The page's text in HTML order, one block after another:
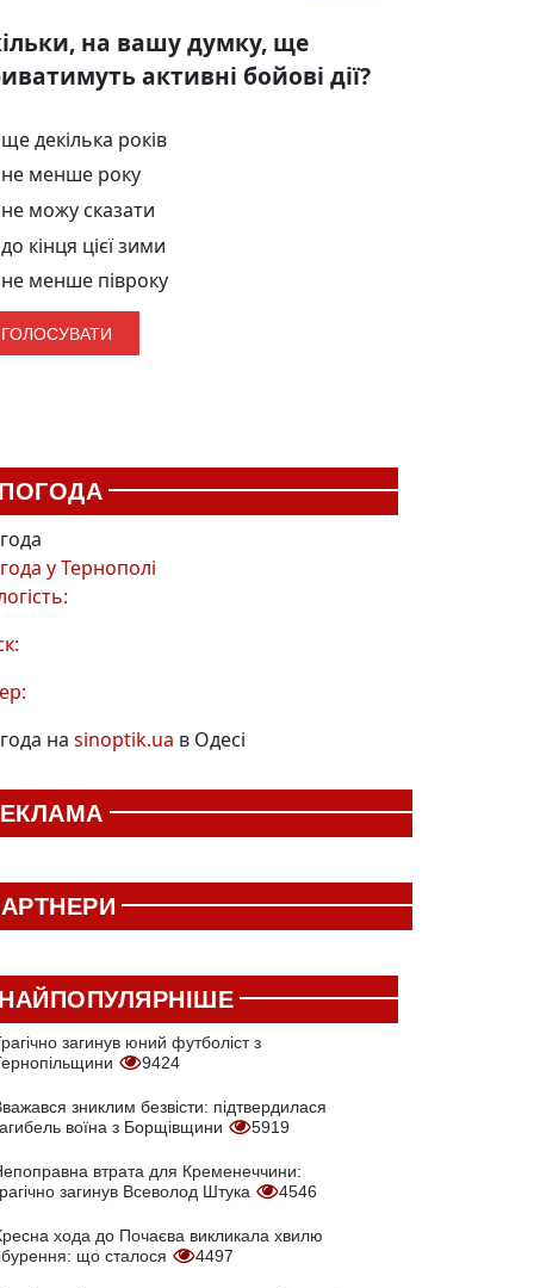
на вашу думку, ще
активні бойові дії?
ще декілька років
не менше року
не можу сказати
до кінця цієї зими
не менше півроку
ПОГОДА
уТернополі
на sinoptik.ua в Одесі
НАЙПОПУЛЯРНІШЕ
загинув юний футболіст з
9424
зниклим безвісти: підтвердилася
воїна з Борщівщини
5919
втрата для Кременеччини:
загинув Всеволод Штука
4546
хода до Почаєва викликала хвилю
що сталося
4497